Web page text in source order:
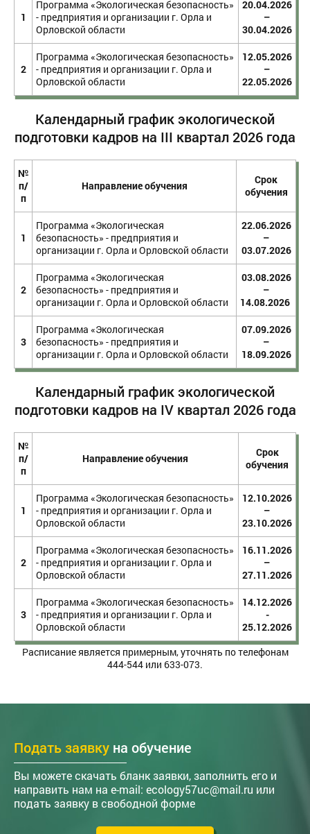
1
Программа «Экологическая безопасность»
- предприятия и организации г. Орла и
Орловской области
20.04.2026
–
30.04.2026
2
Программа «Экологическая безопасность»
- предприятия и организации г. Орла и
Орловской области
12.05.2026
–
22.05.2026
Календарный график экологической
подготовки кадров на III квартал 2026 года
№
п/
п
Направление обучения
Срок
обучения
1
Программа «Экологическая
безопасность» - предприятия и
организации г. Орла и Орловской области
22.06.2026
–
03.07.2026
2
Программа «Экологическая
безопасность» - предприятия и
организации г. Орла и Орловской области
03.08.2026
–
14.08.2026
3
Программа «Экологическая
безопасность» - предприятия и
организации г. Орла и Орловской области
07.09.2026
–
18.09.2026
Календарный график экологической
подготовки кадров на IV квартал 2026 года
№
п/
п
Направление обучения
Срок
обучения
1
Программа «Экологическая безопасность»
- предприятия и организации г. Орла и
Орловской области
12.10.2026
–
23.10.2026
2
Программа «Экологическая безопасность»
- предприятия и организации г. Орла и
Орловской области
16.11.2026
–
27.11.2026
3
Программа «Экологическая безопасность»
- предприятия и организации г. Орла и
Орловской области
14.12.2026
-
25.12.2026
Расписание является примерным, уточнять по телефонам
444-544 или 633-073.
Подать заявку на обучение
Вы можете скачать бланк заявки, заполнить его и
направить нам на e-mail: еcology57uc@mail.ru или
подать заявку в свободной форме